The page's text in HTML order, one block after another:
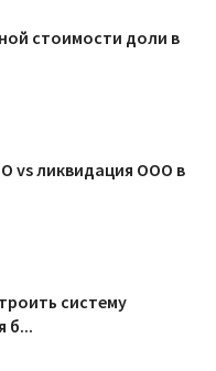
стоимости доли в
vs ликвидация ООО в
систему
б...